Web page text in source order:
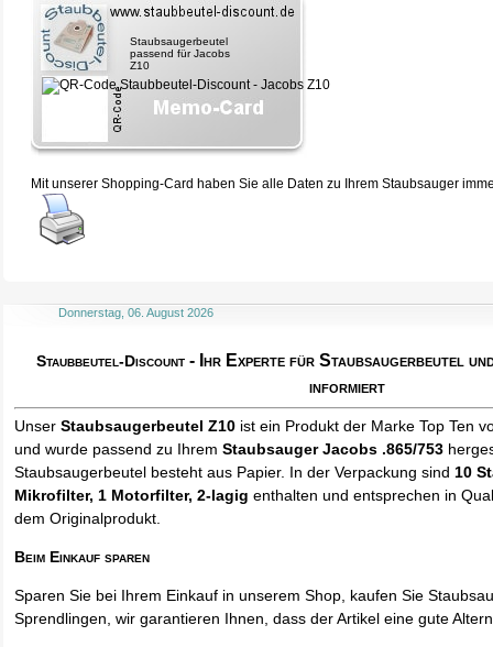
Staubsaugerbeutel
passend für Jacobs
Z10
Mit unserer Shopping-Card haben Sie alle Daten zu Ihrem Staubsauger
Donnerstag, 06. August 2026
Staubbeutel-Discount - Ihr Experte für Staubsaugerbeutel
informiert
UnserStaubsaugerbeutel Z10 ist ein Produkt der Marke Top Ten
und wurde passend zu IhremStaubsauger Jacobs .865/753
Staubsaugerbeutel besteht aus Papier. In der Verpackung sind10
Mikrofilter, 1 Motorfilter, 2-lagig enthalten und entsprechen in
dem Originalprodukt.
Beim Einkauf sparen
Sparen Sie bei Ihrem Einkauf in unserem Shop, kaufen Sie
Sprendlingen, wir garantieren Ihnen, dass der Artikel eine gute